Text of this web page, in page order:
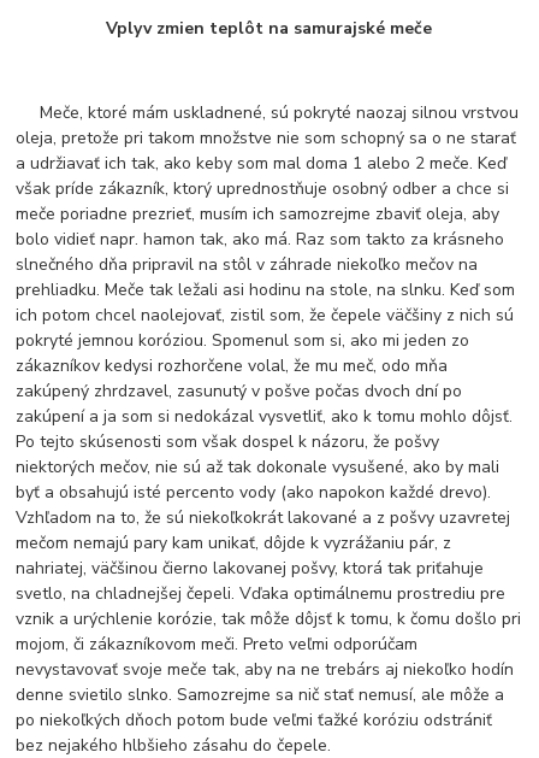
Vplyv zmien teplôt na samurajské meče
Meče, ktoré mám uskladnené, sú pokryté naozaj silnou vrstvou
oleja, pretože pri takom množstve nie som schopný sa o ne starať
a udržiavať ich tak, ako keby som mal doma 1 alebo 2 meče. Keď
však príde zákazník, ktorý uprednostňuje osobný odber a chce si
meče poriadne prezrieť, musím ich samozrejme zbaviť oleja, aby
bolo vidieť napr. hamon tak, ako má. Raz som takto za krásneho
slnečného dňa pripravil na stôl v záhrade niekoľko mečov na
prehliadku. Meče tak ležali asi hodinu na stole, na slnku. Keď som
ich potom chcel naolejovať, zistil som, že čepele väčšiny z nich sú
pokryté jemnou koróziou. Spomenul som si, ako mi jeden zo
zákazníkov kedysi rozhorčene volal, že mu meč, odo mňa
zakúpený zhrdzavel, zasunutý v pošve počas dvoch dní po
zakúpení a ja som si nedokázal vysvetliť, ako k tomu mohlo dôjsť.
Po tejto skúsenosti som však dospel k názoru, že pošvy
niektorých mečov, nie sú až tak dokonale vysušené, ako by mali
byť a obsahujú isté percento vody (ako napokon každé drevo).
Vzhľadom na to, že sú niekoľkokrát lakované a z pošvy uzavretej
mečom nemajú pary kam unikať, dôjde k vyzrážaniu pár, z
nahriatej, väčšinou čierno lakovanej pošvy, ktorá tak priťahuje
svetlo, na chladnejšej čepeli. Vďaka optimálnemu prostrediu pre
vznik a urýchlenie korózie, tak môže dôjsť k tomu, k čomu došlo pri
mojom, či zákazníkovom meči. Preto veľmi odporúčam
nevystavovať svoje meče tak, aby na ne trebárs aj niekoľko hodín
denne svietilo slnko. Samozrejme sa nič stať nemusí, ale môže a
po niekoľkých dňoch potom bude veľmi ťažké koróziu odstrániť
bez nejakého hlbšieho zásahu do čepele.